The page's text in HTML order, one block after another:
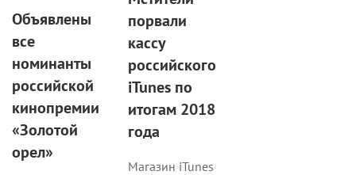
Объявлены
все
номинанты
российской
кинопремии
«Золотой
орел»
порвали
кассу
российского
iTunes по
итогам 2018
года
Магазин iTunes